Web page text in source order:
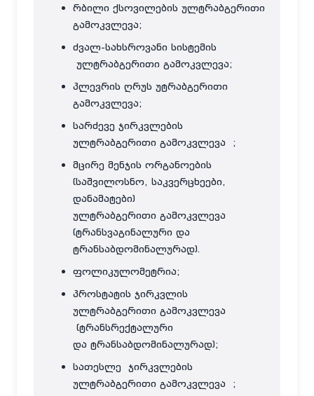
რბილი ქსოვილების ულტრაბგერითი
გამოკვლევა;
ძვალ-სახსროვანი სისტემის
ულტრაბგერითი გამოკვლევა;
პლევრის ღრუს უტრაბგერითი
გამოკვლევა;
სარძევე ჯირკვლების
ულტრაბგერითი გამოკვლევა ;
მცირე მენჯის ორგანოების
(საშვილოსნო, საკვერცხეები,
დანამატები)
ულტრაბგერითი გამოკვლევა
(ტრანსვაგინალური და
ტრანსაბდომინალურად).
ფოლიკულომეტრია;
პროსტატის ჯირკვლის
ულტრაბგერითი გამოკვლევა
(ტრანსრექტალური
და ტრანსაბდომინალურად);
სათესლე ჯირკვლების
ულტრაბგერითი გამოკვლევა ;